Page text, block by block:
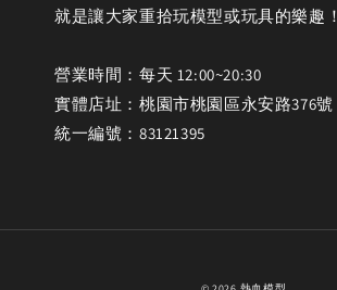
就是讓大家重拾玩模型或玩具的樂趣！
營業時間：每天 12:00~20:30
實體店址：桃園市桃園區永安路376號
統一編號：83121395